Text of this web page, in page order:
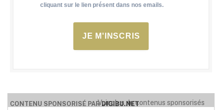
cliquant sur le lien présent dans nos emails.
JE M'INSCRIS
CONTENU SPONSORISÉ PARDIGIBU.NET
Voir plus de contenus sponsorisés